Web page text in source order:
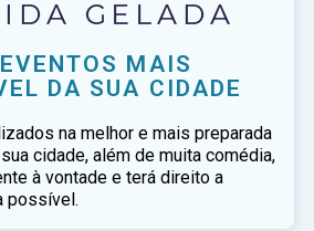
MAIS
DA SUA CIDADE
na melhor e mais preparada
cidade, além de muita comédia,
à vontade e terá direito a
possível.